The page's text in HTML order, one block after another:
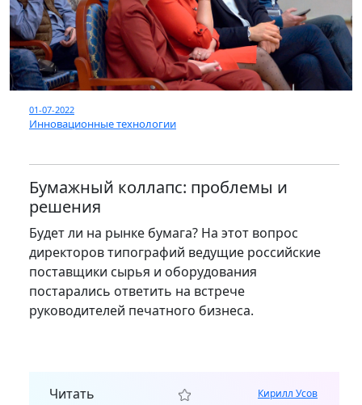
01-07-2022
Инновационные технологии
Бумажный коллапс: проблемы и
решения
Будет ли на рынке бумага? На этот вопрос
директоров типографий ведущие российские
поставщики сырья и оборудования
постарались ответить на встрече
руководителей печатного бизнеса.
Читать Кирилл Усов